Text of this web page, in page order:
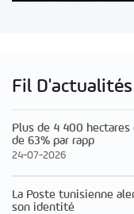
Fil D'actualités
Plus de 4 400 hectares
de 63% par rapp
24-07-2026
La Poste tunisienne
son identité